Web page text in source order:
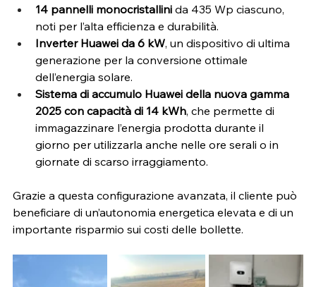
14 pannelli monocristallini da 435 Wp ciascuno,
noti per l’alta efficienza e durabilità.
Inverter Huawei da 6 kW, un dispositivo di ultima
generazione per la conversione ottimale
dell’energia solare.
Sistema di accumulo Huawei della nuova gamma
2025 con capacità di 14 kWh, che permette di
immagazzinare l’energia prodotta durante il
giorno per utilizzarla anche nelle ore serali o in
giornate di scarso irraggiamento.
Grazie a questa configurazione avanzata, il cliente può
beneficiare di un’autonomia energetica elevata e di un
importante risparmio sui costi delle bollette.